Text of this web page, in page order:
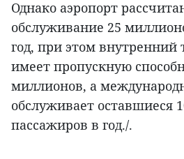
Однако аэропорт
обслуживание 25
год, при этом внутренний
имеет пропускную
миллионов, а
обслуживает оставшиеся
пассажиров в год./.